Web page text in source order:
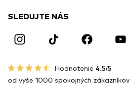
SLEDUJTE NÁS
Hodnotenie 4.5/5
od vyše 1000 spokojných zákazníkov